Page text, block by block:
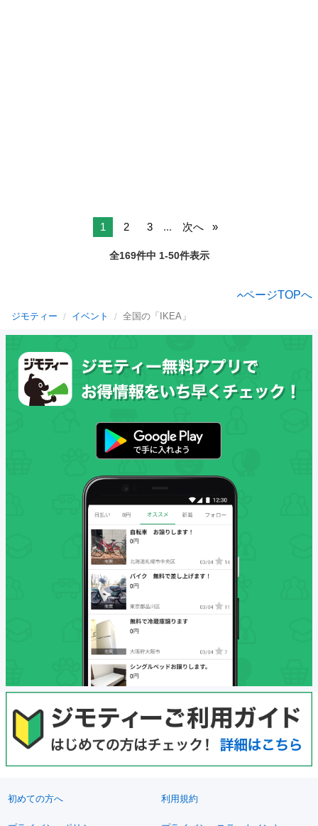
1 2 3 ... 次へ
全169件中 1-50件表示
ページTOPへ
ジモティー イベント 全国の「IKEA」
初めての方へ 利用規約